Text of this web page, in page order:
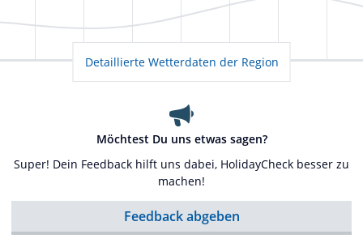
Detaillierte Wetterdaten der Region
Möchtest Du uns etwas sagen?
Super! Dein Feedback hilft uns dabei, HolidayCheck besser zu
machen!
Feedback abgeben